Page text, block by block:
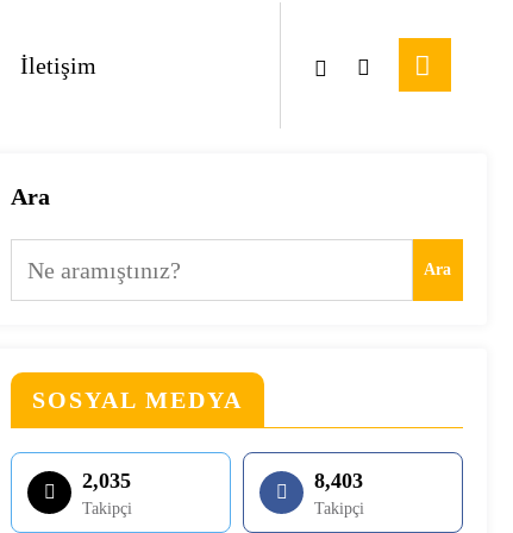
İletişim
Ara
Ara
SOSYAL MEDYA
2,035
Takipçi
8,403
Takipçi